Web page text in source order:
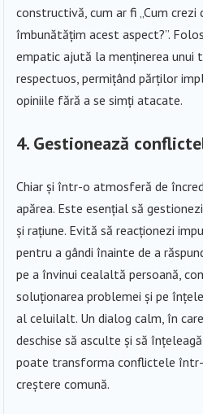
constructivă, cum ar fi „Cum crezi
îmbunătățim acest aspect?”.
empatic ajută la menținerea unui
respectuos, permițând părților
opiniile fără a se simți atacate.
4. Gestionează
Chiar și într-o atmosferă de
apărea. Este esențial să
și rațiune. Evită să reacționezi
pentru a gândi înainte de a
pe a învinui cealaltă persoană,
soluționarea problemei și pe
al celuilalt. Un dialog calm, în
deschise să asculte și să
poate transforma conflictele
creștere comună.